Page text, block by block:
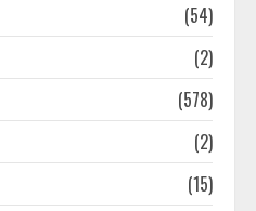
(54)
(2)
(578)
(2)
(15)